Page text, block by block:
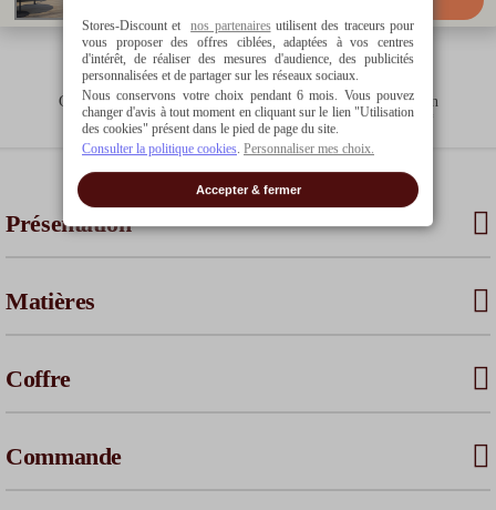
Garantie
5 ans
Expédié sous
10 à 15 jours ouvrés
Livraison
offerte*
Présentation
Matières
Coffre
Commande
Stores-Discount etnos partenairesutilisent des traceurs pour
vous proposer des offres ciblées, adaptées à vos centres
d'intérêt, de réaliser des mesures d'audience, des publicités
personnalisées et de partager sur les réseaux sociaux.
Nous conservons votre choix pendant 6 mois. Vous pouvez
changer d'avis à tout moment en cliquant sur le lien "Utilisation
des cookies" présent dans le pied de page du site.
Consulter la politique cookies. Personnaliser mes choix.
Accepter & fermer